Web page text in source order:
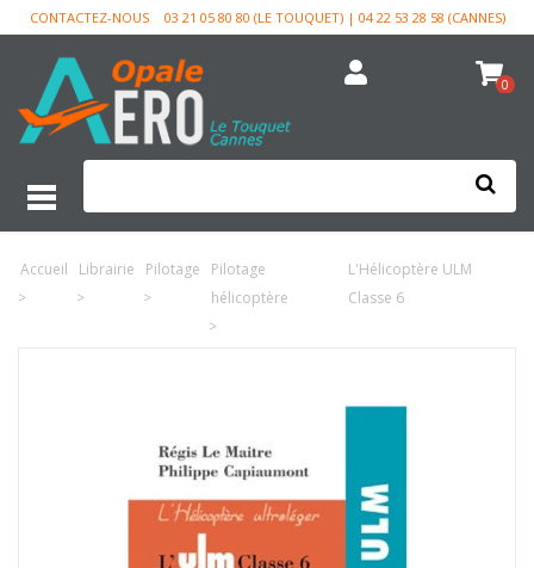
CONTACTEZ-NOUS 03 21 05 80 80 (LE TOUQUET) | 04 22 53 28 58 (CANNES)
0
Accueil
>
Librairie
>
Pilotage
>
Pilotage
hélicoptère
>
L'Hélicoptère ULM
Classe 6